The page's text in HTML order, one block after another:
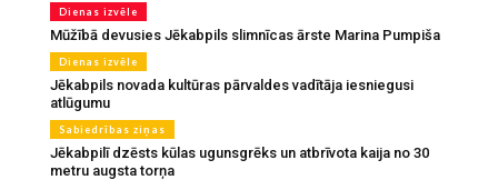
Dienas izvēle
Mūžībā devusies Jēkabpils slimnīcas ārste Marina Pumpiša
Dienas izvēle
Jēkabpils novada kultūras pārvaldes vadītāja iesniegusi
atlūgumu
Sabiedrības ziņas
Jēkabpilī dzēsts kūlas ugunsgrēks un atbrīvota kaija no 30
metru augsta torņa